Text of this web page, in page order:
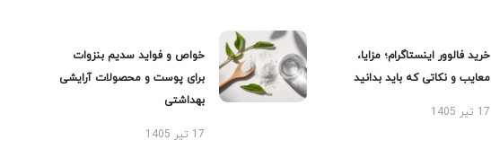
خرید فالوور اینستاگرام؛ مزایا،
معایب و نکاتی که باید بدانید
17 تیر 1405
خواص و فواید سدیم بنزوات
برای پوست و محصولات آرایشی
بهداشتی
17 تیر 1405